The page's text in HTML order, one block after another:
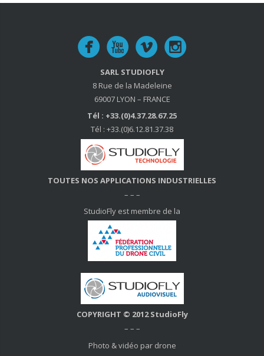
SARL STUDIOFLY
8 Rue de la Madeleine
69007 LYON – FRANCE
Tél : +33.(0)4.37.28.67.25
Tél : +33.(0)6.12.81.37.38
TOUTES NOS APPLICATIONS INDUSTRIELLES
– – –
StudioFly est membre de la
COPYRIGHT © 2012 StudioFly
– – –
Photo & vidéo par drone